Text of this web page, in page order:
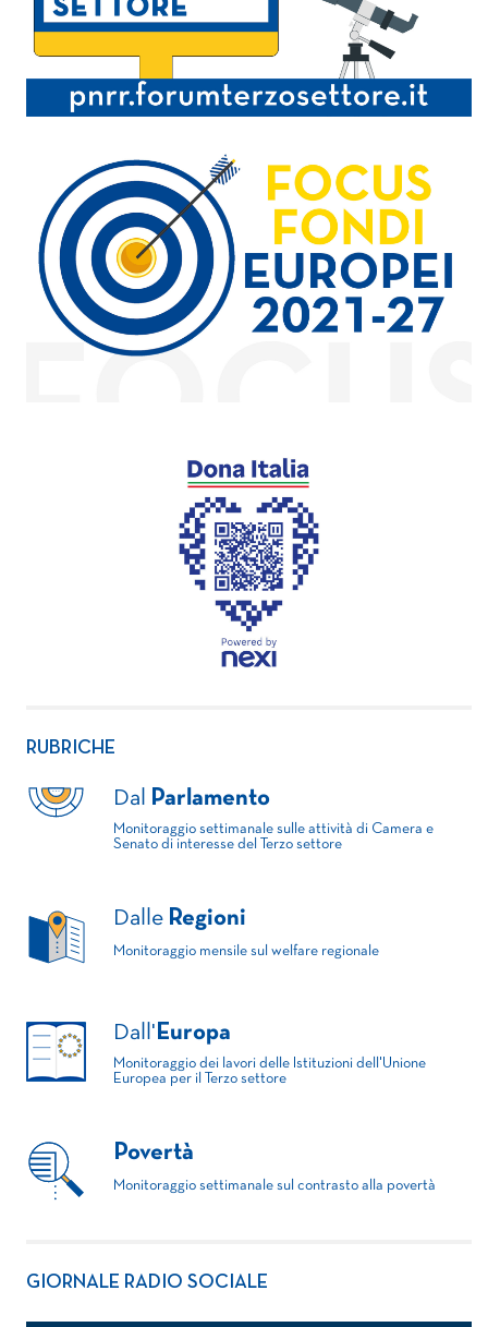
RUBRICHE
Dal Parlamento
Monitoraggio settimanale sulle attività di Camera e
Senato di interesse del Terzo settore
Dalle Regioni
Monitoraggio mensile sul welfare regionale
Dall' Europa
Monitoraggio dei lavori delle Istituzioni dell'Unione
Europea per il Terzo settore
Povertà
Monitoraggio settimanale sul contrasto alla povertà
GIORNALE RADIO SOCIALE